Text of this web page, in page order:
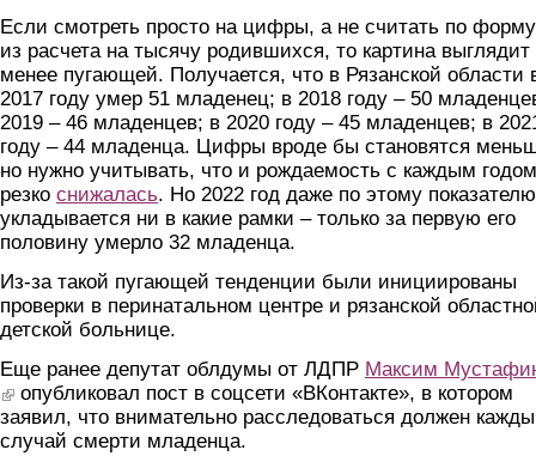
Если смотреть просто на цифры, а не считать по
из расчета на тысячу родившихся, то картина выглядит
менее пугающей. Получается, что в Рязанской области
2017 году умер 51 младенец; в 2018 году – 50
2019 – 46 младенцев; в 2020 году – 45 младенцев; в
году – 44 младенца. Цифры вроде бы становятся
но нужно учитывать, что и рождаемость с каждым годом
резко снижалась. Но 2022 год даже по этому
укладывается ни в какие рамки – только за первую его
половину умерло 32 младенца.
Из-за такой пугающей тенденции были инициированы
проверки в перинатальном центре и рязанской
детской больнице.
Еще ранее депутат облдумы от ЛДПР Максим
(link is external)
опубликовал пост в соцсети «ВКонтакте», в котором
заявил, что внимательно расследоваться должен
случай смерти младенца.